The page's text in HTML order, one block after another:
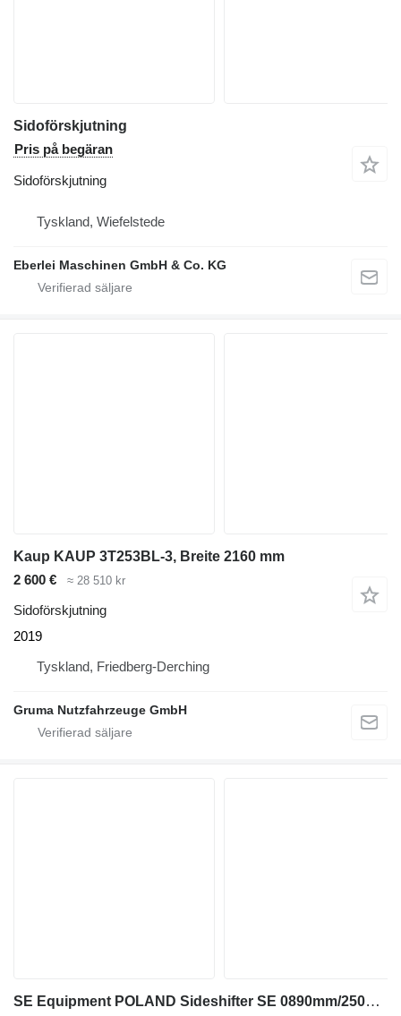
Sidoförskjutning
Pris på begäran
Sidoförskjutning
Tyskland, Wiefelstede
Eberlei Maschinen GmbH & Co. KG
Kaup KAUP 3T253BL-3, Breite 2160 mm
2 600 €
≈ 28 510 kr
Sidoförskjutning
2019
Tyskland, Friedberg-Derching
Gruma Nutzfahrzeuge GmbH
SE Equipment POLAND Sideshifter SE 0890mm/2500kg/FEM 2